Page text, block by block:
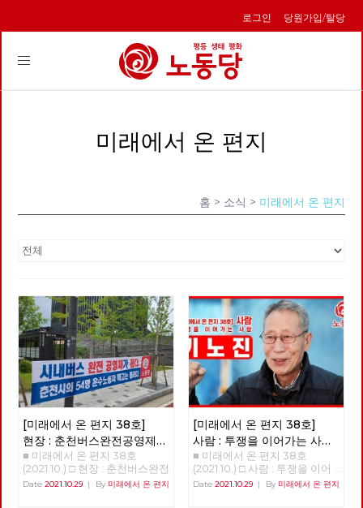
로그인 당원가입/탈당
Toggle
미래에서 온 편지
홈 > 소식 > 미래에서 온 편지
[미래에서 온 편지 38호]
현장 : 춘천버스완전공영제를
향한 여정과 과제
■ 미래에서 온 편지 38호
(2021.10.) □ 현장 : 춘천버스완전
공영제를 향한 여정과 과제 춘천
Date 2021.10.29 | By 미래에서 온 편지
[미래에서 온 편지 38호]
사람 : 투쟁을 이어가는 사람
‘기노진’
■ 미래에서 온 편지 38호
(2021.10.) □ 사람 : 투쟁을 이어
가는 사람 - 기노진 길거리에서
Date 2021.10.29| By 미래에서 온 편지